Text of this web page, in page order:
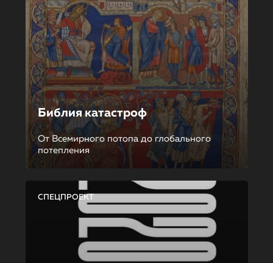
Библия катастроф
От Всемирного потопа до глобального
потепления
СПЕЦПРОЕКТ